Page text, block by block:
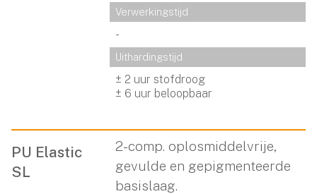
Verwerkingstijd
-
Uithardingstijd
± 2 uur stofdroog
± 6 uur beloopbaar
PU Elastic
SL
2-comp. oplosmiddelvrije,
gevulde en gepigmenteerde
basislaag.